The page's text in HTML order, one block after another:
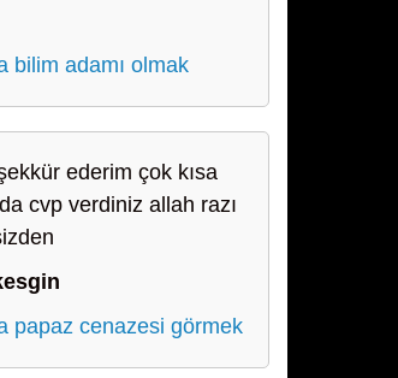
bilim adamı olmak
ederim çok kısa
cvp verdiniz allah razı
papaz cenazesi görmek